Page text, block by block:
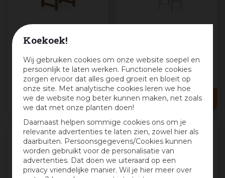
Koekoek!
Wij gebruiken cookies om onze website soepel en
persoonlijk te laten werken. Functionele cookies
zorgen ervoor dat alles goed groeit en bloeit op
onze site. Met analytische cookies leren we hoe
we de website nog beter kunnen maken, net zoals
we dat met onze planten doen!
Daarnaast helpen sommige cookies ons om je
relevante advertenties te laten zien, zowel hier als
daarbuiten. Persoonsgegevens/Cookies kunnen
worden gebruikt voor de personalisatie van
advertenties. Dat doen we uiteraard op een
privacy vriendelijke manier. Wil je hier meer over
Own Living kinder
,00
79,00
219,00
159 ,00